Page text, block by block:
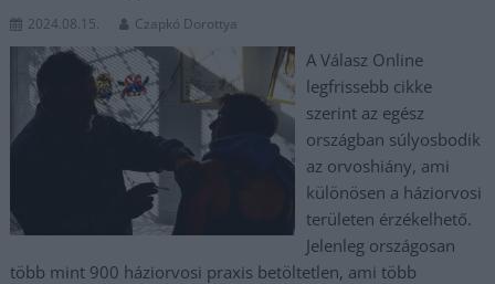
2024.08.15. Czapkó Dorottya
A Válasz Online
legfrissebb cikke
szerint az egész
országban súlyosbodik
az orvoshiány, ami
különösen a háziorvosi
területen érzékelhető.
Jelenleg országosan
több mint 900 háziorvosi praxis betöltetlen, ami több